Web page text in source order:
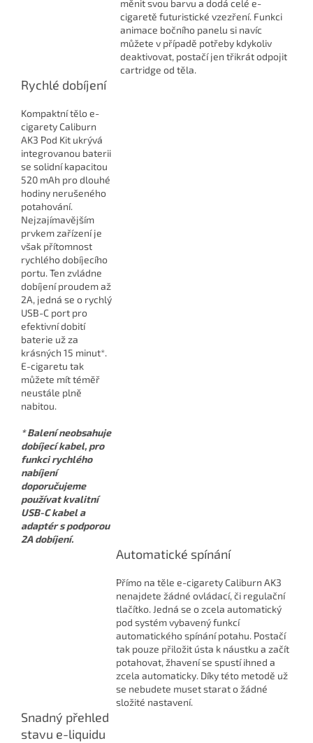
měnit svou barvu a dodá celé e-
cigaretě futuristické vzezření. Funkci
animace bočního panelu si navíc
můžete v případě potřeby kdykoliv
deaktivovat, postačí jen třikrát odpojit
cartridge od těla.
Rychlé dobíjení
Kompaktní tělo e-
cigarety Caliburn
AK3 Pod Kit ukrývá
integrovanou baterii
se solidní kapacitou
520 mAh pro dlouhé
hodiny nerušeného
potahování.
Nejzajímavějším
prvkem zařízení je
však přítomnost
rychlého dobíjecího
portu. Ten zvládne
dobíjení proudem až
2A, jedná se o rychlý
USB-C port pro
efektivní dobití
baterie už za
krásných 15 minut*.
E-cigaretu tak
můžete mít téměř
neustále plně
nabitou.
* Balení neobsahuje
dobíjecí kabel, pro
funkci rychlého
nabíjení
doporučujeme
používat kvalitní
USB-C kabel a
adaptér s podporou
2A dobíjení.
Automatické spínání
Přímo na těle e-cigarety Caliburn AK3
nenajdete žádné ovládací, či regulační
tlačítko. Jedná se o zcela automatický
pod systém vybavený funkcí
automatického spínání potahu. Postačí
tak pouze přiložit ústa k náustku a začít
potahovat, žhavení se spustí ihned a
zcela automaticky. Díky této metodě už
se nebudete muset starat o žádné
složité nastavení.
Snadný přehled
stavu e-liquidu